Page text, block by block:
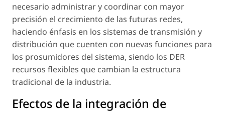
necesario administrar y coordinar con mayor
precisión el crecimiento de las futuras redes,
haciendo énfasis en los sistemas de transmisión y
distribución que cuenten con nuevas funciones para
los prosumidores del sistema, siendo los DER
recursos flexibles que cambian la estructura
tradicional de la industria.
Efectos de la integración de